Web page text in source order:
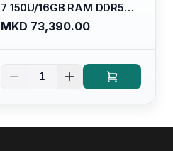
7 150U/16GB RAM DDR5
5600mhz/ 512 GB SSD M.2
Nvme (2230)/FULLHD+
4/RJ45/PC16250
MKD 73,390.00
1